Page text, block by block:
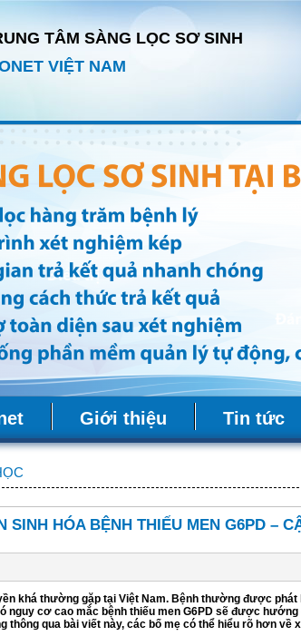
TÂM SÀNG LỌC SƠ SINH
VIỆT NAM
Giới thiệu Tin tức
SINH HÓA BỆNH THIẾU MEN G6PD –
khá thường gặp tại Việt Nam. Bệnh thường được phát
nguy cơ cao mắc bệnh thiếu men G6PD sẽ được
thông qua bài viết này, các bố mẹ có thể hiểu rõ hơn về